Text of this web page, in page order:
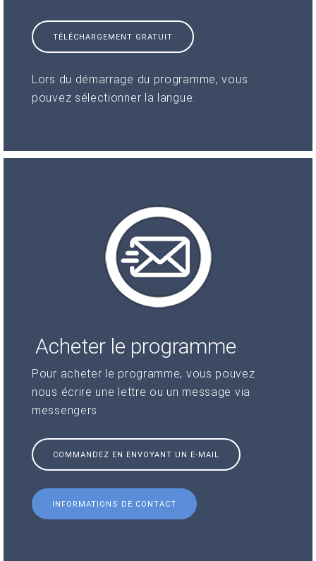
TÉLÉCHARGEMENT GRATUIT
Lors du démarrage du programme, vous
pouvez sélectionner la langue.
Acheter le programme
Pour acheter le programme, vous pouvez
nous écrire une lettre ou un message via
messengers
COMMANDEZ EN ENVOYANT UN E-MAIL
INFORMATIONS DE CONTACT